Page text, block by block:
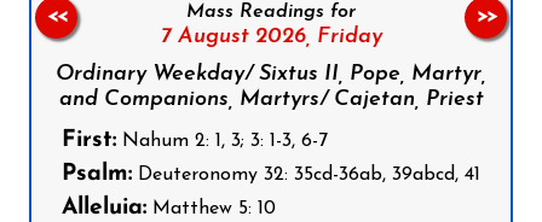
Mass Readings for
7 August 2026, Friday
Ordinary Weekday/ Sixtus II, Pope, Martyr,
and Companions, Martyrs/ Cajetan, Priest
First: Nahum 2: 1, 3; 3: 1-3, 6-7
Psalm: Deuteronomy 32: 35cd-36ab, 39abcd, 41
Alleluia: Matthew 5: 10
<< >>